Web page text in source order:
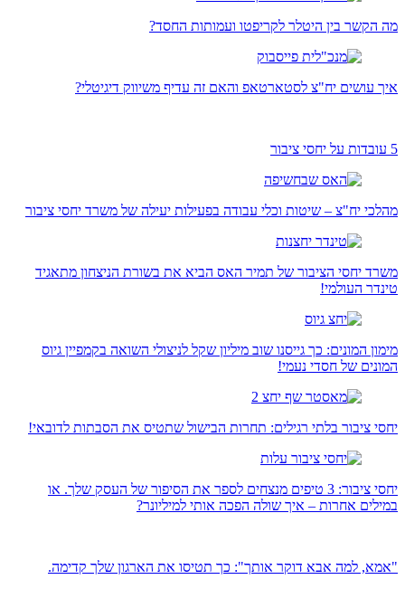
מה הקשר בין היטלר לקריפטו ועמותות החסד?
איך עושים יח"צ לסטארטאפ והאם זה עדיף משיווק דיגיטלי?
5 עובדות על יחסי ציבור
מהלכי יח"צ – שיטות וכלי עבודה בפעילות יעילה של משרד יחסי ציבור
משרד יחסי הציבור של תמיר האס הביא את בשורת הניצחון מתאגיד
טינדר העולמי!
מימון המונים: כך גייסנו שוב מיליון שקל לניצולי השואה בקמפיין גיוס
המונים של חסדי נעמי!
יחסי ציבור בלתי רגילים: תחרות הבישול שתטיס את הסבתות לדובאי!
יחסי ציבור: 3 טיפים מנצחים לספר את הסיפור של העסק שלך. או
במילים אחרות – איך שולה הפכה אותי למיליונר?
"אמא, למה אבא דוקר אותך": כך תטיסו את הארגון שלך קדימה.